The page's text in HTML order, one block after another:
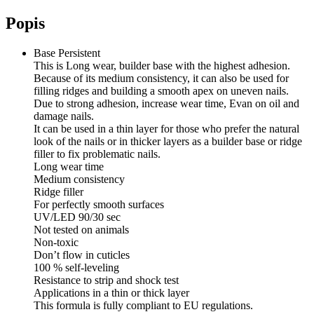
Popis
Base Persistent
This is Long wear, builder base with the highest adhesion.
Because of its medium consistency, it can also be used for
filling ridges and building a smooth apex on uneven nails.
Due to strong adhesion, increase wear time, Evan on oil and
damage nails.
It can be used in a thin layer for those who prefer the natural
look of the nails or in thicker layers as a builder base or ridge
filler to fix problematic nails.
Long wear time
Medium consistency
Ridge filler
For perfectly smooth surfaces
UV/LED 90/30 sec
Not tested on animals
Non-toxic
Don’t flow in cuticles
100 % self-leveling
Resistance to strip and shock test
Applications in a thin or thick layer
This formula is fully compliant to EU regulations.